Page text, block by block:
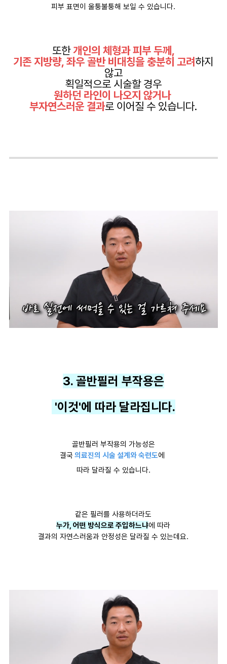
피부 표면이 울퉁불퉁해 보일 수 있습니다.
또한개인의 체형과 피부 두께,
기존 지방량, 좌우 골반 비대칭을 충분히 고려 하지
않고
획일적으로 시술할 경우
원하던 라인이 나오지 않거나
부자연스러운 결과로 이어질 수 있습니다.
3. 골반필러 부작용은
'이것'에 따라 달라집니다.
골반필러 부작용의 가능성은
결국 의료진의 시술 설계와 숙련도에
따라 달라질 수 있습니다.
같은 필러를 사용하더라도
누가, 어떤 방식으로 주입하느냐에 따라
결과의 자연스러움과 안정성은 달라질 수 있는데요.